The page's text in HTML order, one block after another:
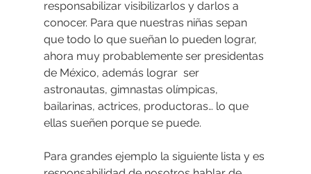
responsabilizar visibilizarlos y darlos a
conocer. Para que nuestras niñas sepan
que todo lo que sueñan lo pueden lograr,
ahora muy probablemente ser presidentas
de México, además lograr  ser
astronautas, gimnastas olímpicas,
bailarinas, actrices, productoras… lo que
ellas sueñen porque se puede.
Para grandes ejemplo la siguiente lista y es